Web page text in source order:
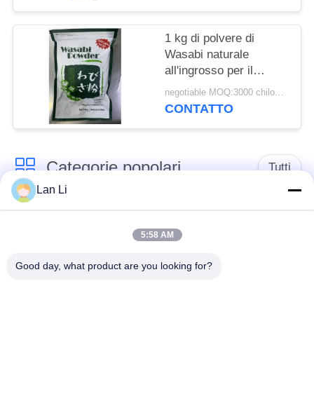
1 kg di polvere di
Wasabi naturale
all'ingrosso per il
servizio OEM, piccolo
ordine accettabile
negotiable MOQ:3000 chilogrammi
CONTATTO
Categorie popolari Tutti
Briciole di pane
briciole di pane
giapponesi
Briciole di pane di
Lan Li
5:58 AM
Good day, what product are you looking for?